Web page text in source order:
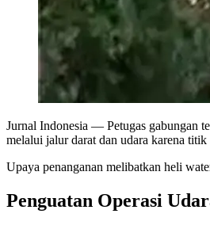
Jurnal Indonesia — Petugas gabungan
melalui jalur darat dan udara karena
Upaya penanganan melibatkan heli
Penguatan Operasi